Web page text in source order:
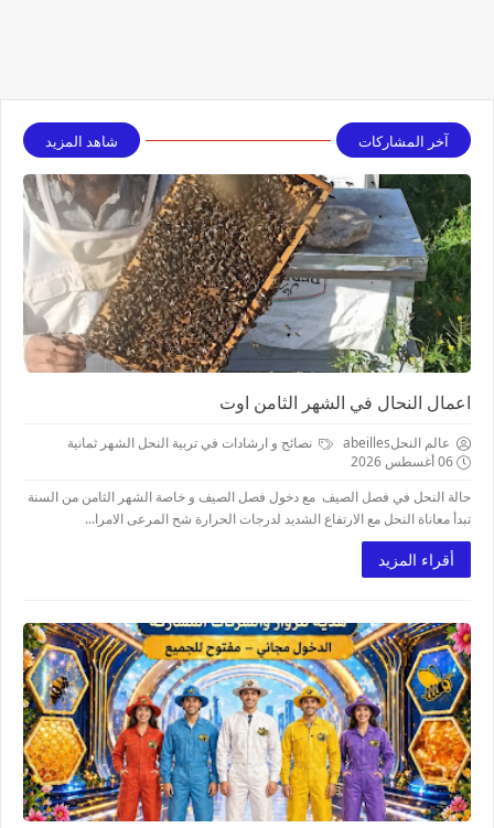
آخر المشاركات شاهد المزيد
اعمال النحال في الشهر الثامن اوت
عالم النحلabeilles
نصائح و ارشادات في تربية النحل الشهر ثمانية
06 أغسطس 2026
حالة النحل في فصل الصيف مع دخول فصل الصيف و خاصة الشهر الثامن من السنة
تبدأ معاناة النحل مع الارتفاع الشديد لدرجات الحرارة شح المرعى الامرا...
أقراء المزيد